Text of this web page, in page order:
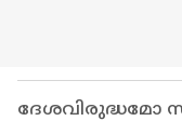
ദേശവിരുദ്ധമോ